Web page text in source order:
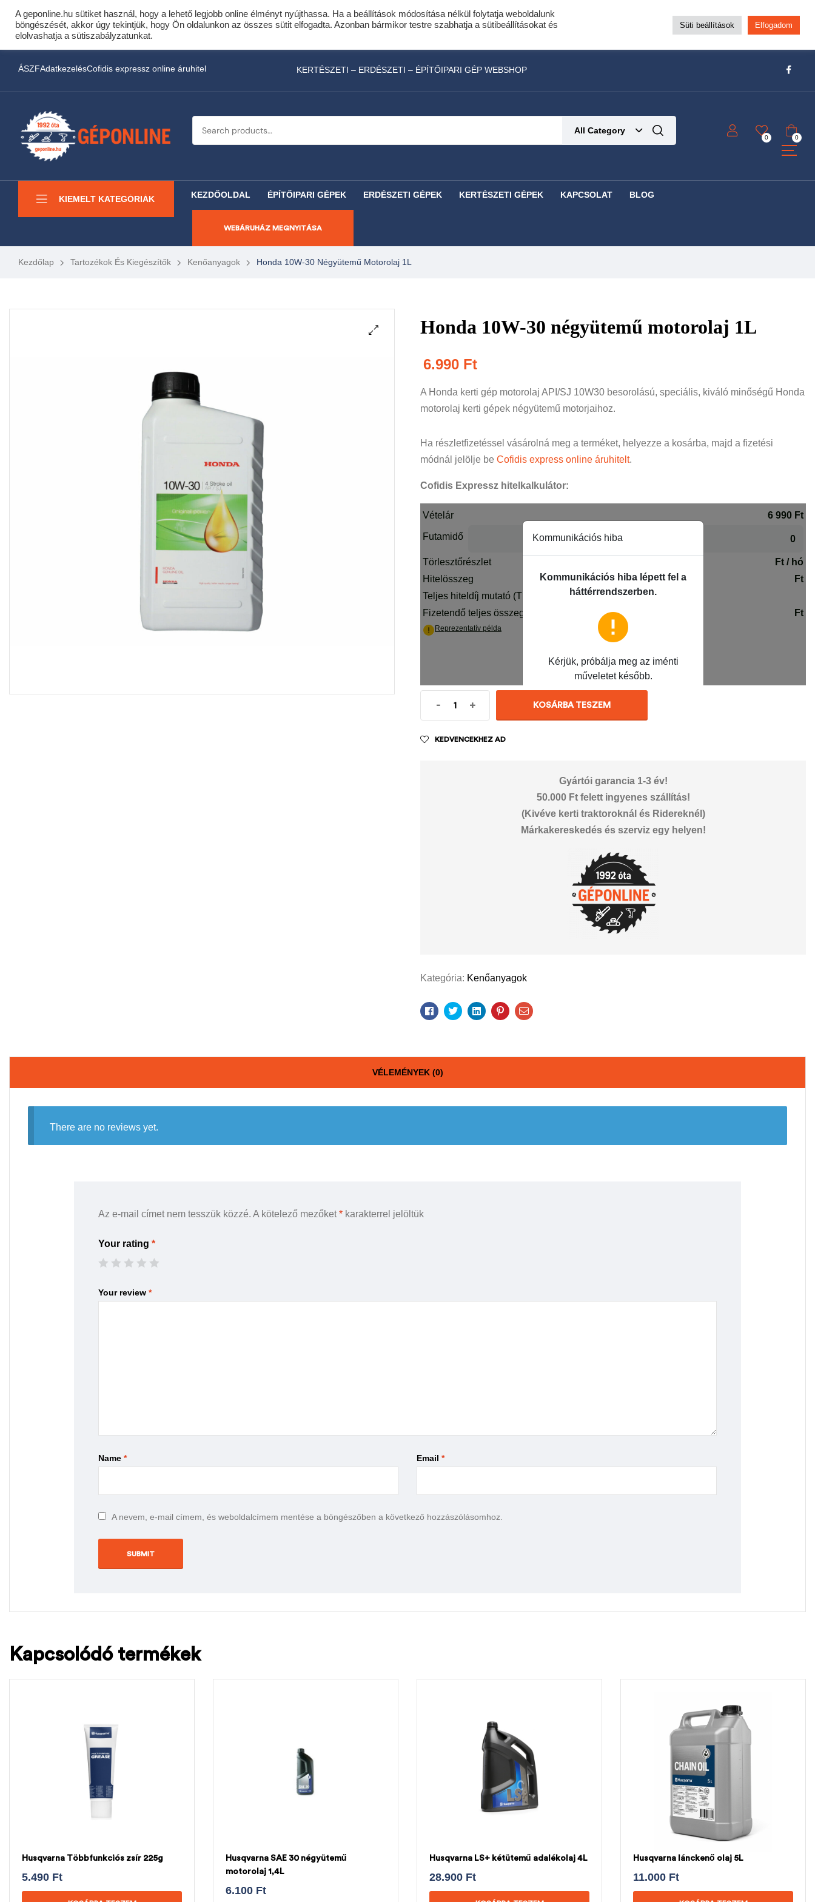
Cofidis expressz online áruhitel 0 % THM-el 10 hónapra!
Most minden akciós HQ láncfűrészhez ajándékba adunk egy fűrészláncot!
Részletek ide kattintva!
ÁSZFAdatkezelésCofidis expressz online áruhitel KERTÉSZETI – ERDÉSZETI – ÉPÍTŐIPARI GÉP WEBSHOP
All Category
0 0
KIEMELT KATEGÓRIÁK KEZDŐOLDAL ÉPÍTŐIPARI GÉPEK ERDÉSZETI GÉPEK KERTÉSZETI GÉPEK KAPCSOLAT BLOG
WEBÁRUHÁZ MEGNYITÁSA
Kezdőlap Tartozékok És Kiegészítők Kenőanyagok Honda 10W-30 Négyütemű Motorolaj 1L
Honda 10W-30 négyütemű motorolaj 1L
6.990 Ft
A Honda kerti gép motorolaj API/SJ 10W30 besorolású, speciális, kiváló minőségű Honda
motorolaj kerti gépek négyütemű motorjaihoz.
Ha részletfizetéssel vásárolná meg a terméket, helyezze a kosárba, majd a fizetési
módnál jelölje beCofidis express online áruhitelt.
Cofidis Expressz hitelkalkulátor:
- + KOSÁRBA TESZEM
KEDVENCEKHEZ AD
Gyártói garancia 1-3 év!
50.000 Ft felett ingyenes szállítás!
(Kivéve kerti traktoroknál és Ridereknél)
Márkakereskedés és szerviz egy helyen!
Kategória: Kenőanyagok
Facebook
TwitterLinkedinPinterestEmail
VÉLEMÉNYEK (0)
There are no reviews yet.
Az e-mail címet nem tesszük közzé. A kötelező mezőket* karakterrel jelöltük
Your rating *
Your review *
Name * Email *
A nevem, e-mail címem, és weboldalcímem mentése a böngészőben a következő hozzászólásomhoz.
Kapcsolódó termékek
Husqvarna Többfunkciós zsír 225g
5.490 Ft
Husqvarna SAE 30 négyütemű
motorolaj 1,4L
6.100 Ft
Husqvarna LS+ kétütemű adalékolaj 4L
28.900 Ft
Husqvarna lánckenő olaj 5L
11.000 Ft
A geponline.hu sütiket használ, hogy a lehető legjobb online élményt nyújthassa. Ha a beállítások módosítása nélkül folytatja weboldalunk
böngészését, akkor úgy tekintjük, hogy Ön oldalunkon az összes sütit elfogadta. Azonban bármikor testre szabhatja a sütibeállításokat és
elolvashatja a sütiszabályzatunkat.
Süti beállítások Elfogadom